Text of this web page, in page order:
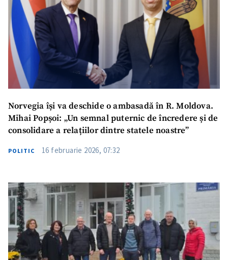
Norvegia își va deschide o ambasadă în R. Moldova.
Mihai Popșoi: „Un semnal puternic de încredere și de
consolidare a relațiilor dintre statele noastre”
POLITIC 16 februarie 2026, 07:32